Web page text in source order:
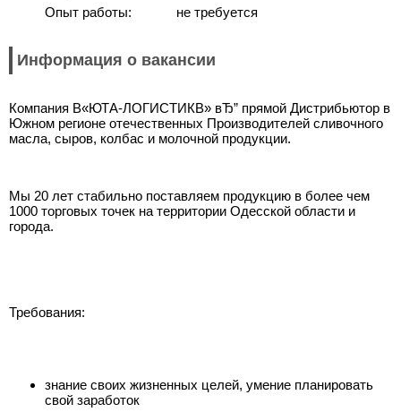
Опыт работы:
не требуется
Информация о вакансии
Компания В«ЮТА-ЛОГИСТИКВ» вЂ” прямой Дистрибьютор в
Южном регионе отечественных Производителей сливочного
масла, сыров, колбас и молочной продукции.
Мы 20 лет стабильно поставляем продукцию в более чем
1000 торговых точек на территории Одесской области и
города.
Требования:
знание своих жизненных целей, умение планировать
свой заработок